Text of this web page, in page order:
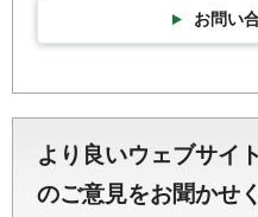
お問い
より良いウェブサイ
のご意見をお聞かせ